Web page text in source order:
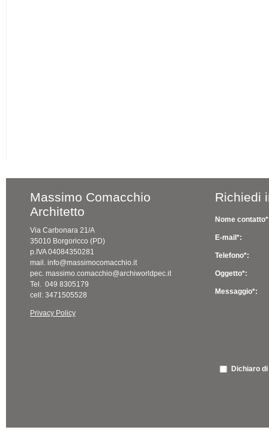
Massimo Comacchio
Architetto
Via Carbonara 21/A
35010 Borgoricco (PD)
p.IVA 04084350281
mail. info@massimocomacchio.it
pec. massimo.comacchio@archiworldpec.it
Tel. 049 8305179
cell: 3471505528
Privacy Policy
Richiedi
Nome
E-mail*:
Telefono*:
Oggetto*:
Messaggio*:
Dichiaro